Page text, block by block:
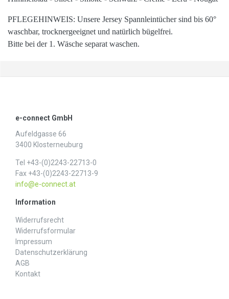
PFLEGEHINWEIS: Unsere Jersey Spannleintücher sind bis 60°
waschbar, trocknergeeignet und natürlich bügelfrei.
Bitte bei der 1. Wäsche separat waschen.
e-connect GmbH
Aufeldgasse 66
3400 Klosterneuburg
Tel +43-(0)2243-22713-0
Fax +43-(0)2243-22713-9
info@e-connect.at
Information
Widerrufs­recht
Widerrufs­formular
Impressum
Daten­schutz­erklärung
AGB
Kontakt